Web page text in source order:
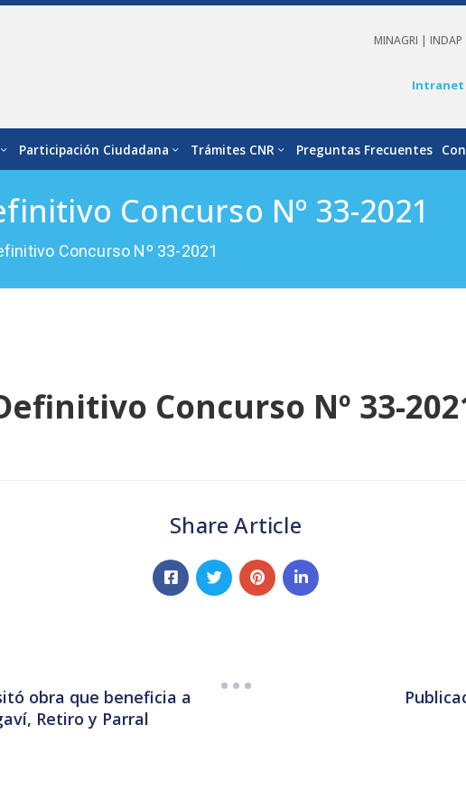
MINAGRI |INDAP
Intranet
Participación Ciudadana Trámites CNR Preguntas Frecuentes
Concurso Nº 33-2021
Concurso Nº 33-2021
Concurso Nº 33-
Share Article
obra que beneficia a
Retiro y Parral